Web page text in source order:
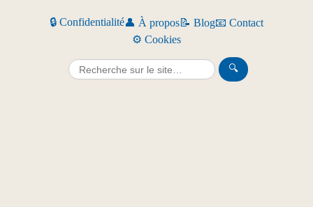
🔒 Confidentialité👤 À propos📝 Blog📧 Contact
⚙️ Cookies
🔍